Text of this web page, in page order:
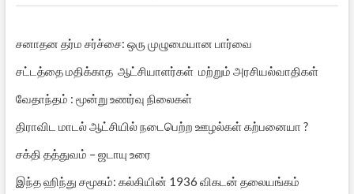
சனாதன தர்ம சர்ச்சை: ஒரு முழுமையான பார்வை
சட்டத்தை மதிக்காத ஆட்சியாளர்கள் மற்றும் அரசியல்வாதிகள்
வேதாந்தம் : மூன்று உணர்வு நிலைகள்
திராவிட மாடல் ஆட்சியில் நடைபெற்ற ஊழல்கள் கற்பனையா ?
சக்தி தத்துவம் – ஜடாயு உரை
இந்த ஹிந்து சமூகம்: கல்கியின் 1936 விகடன் தலையங்கம்